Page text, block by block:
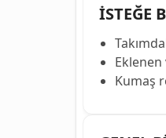
İSTEĞE
Eklenen
Kumaş